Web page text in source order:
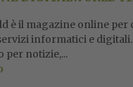
è il magazine online per
informatici e
notizie,...